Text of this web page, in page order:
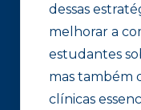
dessas
melhorar a
estudantes
mas também
clínicas